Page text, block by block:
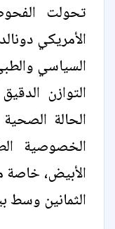
تحولت
الأمريكي
السياسي
التوازن
الحالة
الخصوصية
الأبيض،
الثمانين وسط